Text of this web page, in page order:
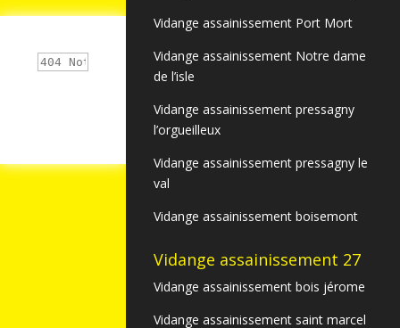
Vidange assainissement Port Mort
Vidange assainissement Notre dame
de l’isle
Vidange assainissement pressagny
l’orgueilleux
Vidange assainissement pressagny le
val
Vidange assainissement boisemont
Vidange assainissement 27
Vidange assainissement bois jérome
Vidange assainissement saint marcel